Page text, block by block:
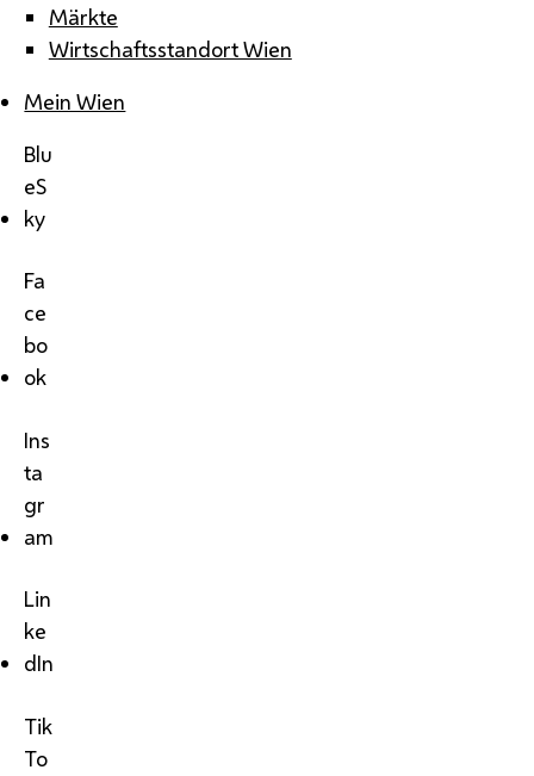
Märkte
Wirtschaftsstandort Wien
Mein Wien
Blu
eS
ky
Fa
ce
bo
ok
Ins
ta
gr
am
Lin
ke
dIn
Tik
To